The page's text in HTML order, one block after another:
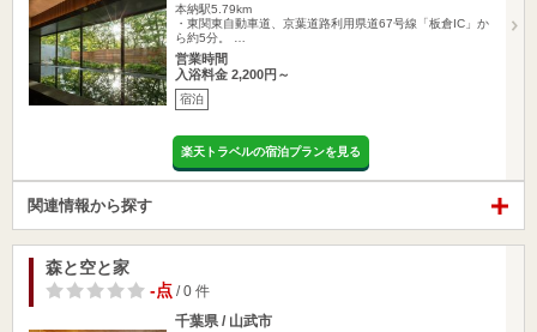
本納駅5.79km
・東関東自動車道、京葉道路利用県道67号線「板倉IC」か
ら約5分。 …
営業時間
入浴料金 2,200円～
宿泊
楽天トラベルの宿泊プランを見る
関連情報から探す
森と空と家
-点 / 0 件
千葉県 / 山武市